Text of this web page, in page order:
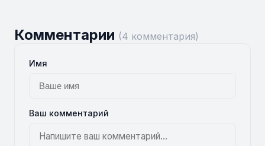
Комментарии (4 комментария)
Имя
Ваш комментарий